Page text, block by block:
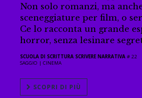
Non solo romanzi, ma
sceneggiature per film, o
Ce lo racconta un grande
horror, senza lesinare
SCUOLA DI SCRITTURA SCRIVERE NARRATIVA # 22
SAGGIO |CINEMA
SCOPRI DI PIÙ